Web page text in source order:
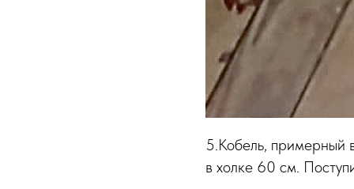
5.Кобель, примерный
в холке 60 см.